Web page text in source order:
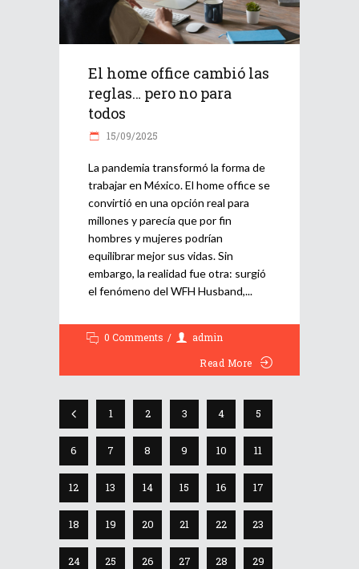
El home office cambió las
reglas… pero no para
todos
15/09/2025
La pandemia transformó la forma de
trabajar en México. El home office se
convirtió en una opción real para
millones y parecía que por fin
hombres y mujeres podrían
equilibrar mejor sus vidas. Sin
embargo, la realidad fue otra: surgió
el fenómeno del WFH Husband,
0 Comments
admin
Read More
1 2 3 4 5
6 7 8 9 10 11
12 13 14 15 16 17
18 19 20 21 22 23
24 25 26 27 28 29